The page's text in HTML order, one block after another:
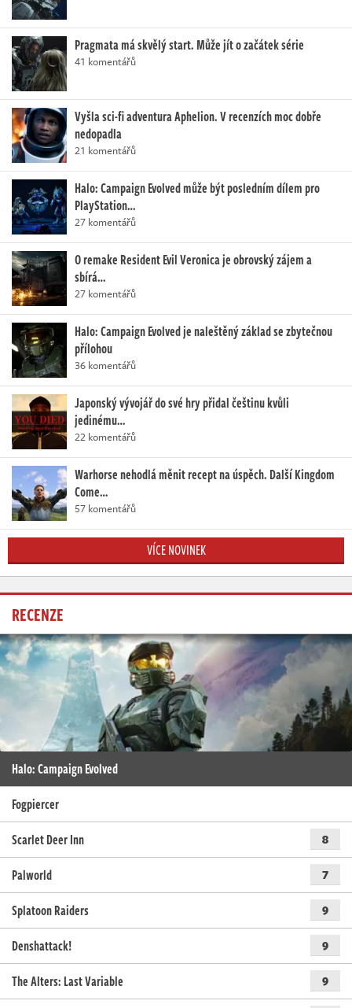
Pragmata má skvělý start. Může jít o začátek série
41 komentářů
Vyšla sci-fi adventura Aphelion. V recenzích moc dobře
nedopadla
21 komentářů
Halo: Campaign Evolved může být posledním dílem pro
PlayStation…
27 komentářů
O remake Resident Evil Veronica je obrovský zájem a
sbírá…
27 komentářů
Halo: Campaign Evolved je naleštěný základ se zbytečnou
přílohou
36 komentářů
Japonský vývojář do své hry přidal češtinu kvůli
jedinému…
22 komentářů
Warhorse nehodlá měnit recept na úspěch. Další Kingdom
Come…
57 komentářů
VÍCE NOVINEK
RECENZE
Halo: Campaign Evolved
Fogpiercer
Scarlet Deer Inn
8
Palworld 7
Splatoon Raiders 9
Denshattack! 9
The Alters: Last Variable 9